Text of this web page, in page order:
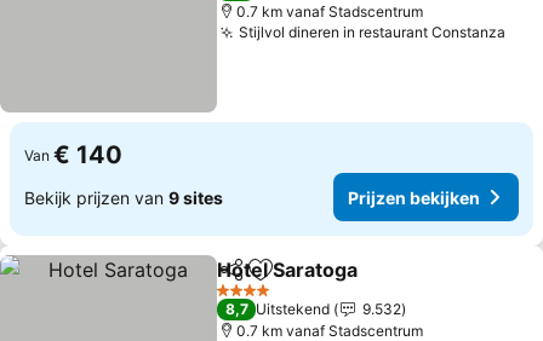
0.7 km vanaf Stadscentrum
Stijlvol dineren in restaurant Constanza
Van € 140
Bekijk prijzen van 9 sites Prijzen bekijken
DelenToevoegen aan favorieten
Hotel Saratoga
4 Sterren
8,7 Uitstekend
9.532
0.7 km vanaf Stadscentrum